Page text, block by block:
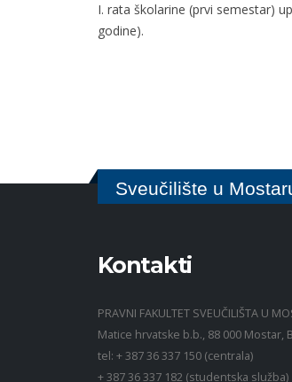
I. rata školarine (prvi semestar)
godine).
Sveučilište u
Kontakti
PRAVNI FAKULTET SVEUČILIŠTA U
Matice hrvatske b.b., 88 000 Mostar,
tel: + 387 36 337 150 (centrala)
+ 387 36 337 182 (studentska služba)